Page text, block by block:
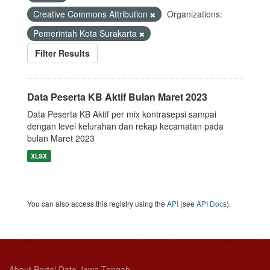
Creative Commons Attribution
Organizations:
Pemerintah Kota Surakarta
Filter Results
Data Peserta KB Aktif Bulan Maret 2023
Data Peserta KB Aktif per mix kontrasepsi sampai
dengan level kelurahan dan rekap kecamatan pada
bulan Maret 2023
XLSX
You can also access this registry using the API (see API Docs).